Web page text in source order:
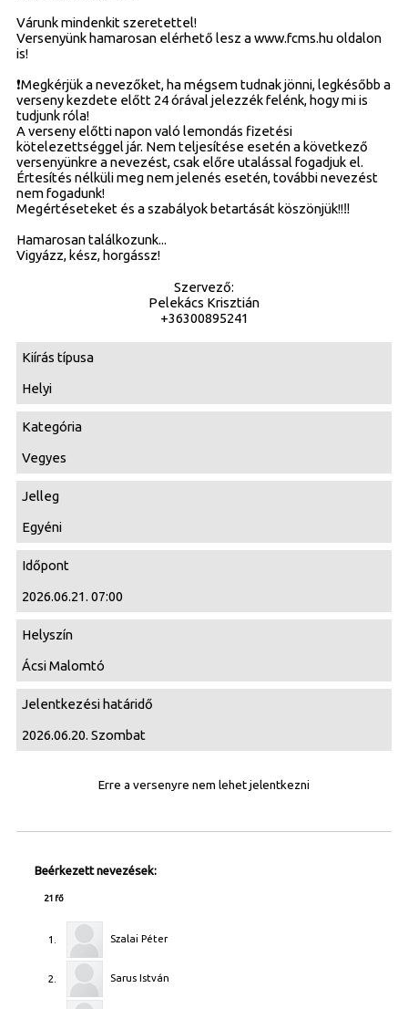
Várunk mindenkit szeretettel!
Versenyünk hamarosan elérhető lesz a www.fcms.hu oldalon
is!
❗️Megkérjük a nevezőket, ha mégsem tudnak jönni, legkésőbb a
verseny kezdete előtt 24 órával jelezzék felénk, hogy mi is
tudjunk róla!
A verseny előtti napon való lemondás fizetési
kötelezettséggel jár. Nem teljesítése esetén a következő
versenyünkre a nevezést, csak előre utalással fogadjuk el.
Értesítés nélküli meg nem jelenés esetén, további nevezést
nem fogadunk!
Megértéseteket és a szabályok betartását köszönjük!!‼️
Hamarosan találkozunk...
Vigyázz, kész, horgássz!
Szervező:
Pelekács Krisztián
+36300895241
Kiírás típusa
Helyi
Kategória
Vegyes
Jelleg
Egyéni
Időpont
2026.06.21. 07:00
Helyszín
Ácsi Malomtó
Jelentkezési határidő
2026.06.20. Szombat
Erre a versenyre nem lehet jelentkezni
Beérkezett nevezések:
21 fő
1. Szalai Péter
2. Sarus István